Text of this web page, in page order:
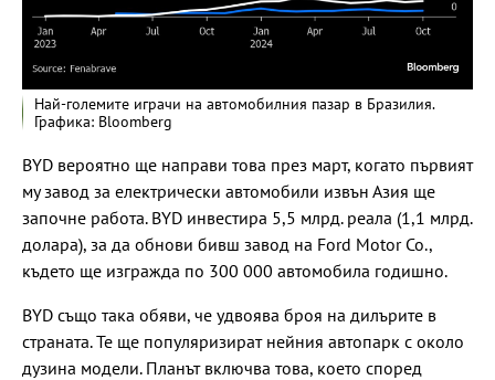
Най-големите играчи на автомобилния пазар в Бразилия.
Графика: Bloomberg
BYD вероятно ще направи това през март, когато първият
му завод за електрически автомобили извън Азия ще
започне работа. BYD инвестира 5,5 млрд. реала (1,1 млрд.
долара), за да обнови бивш завод на Ford Motor Co.,
където ще изгражда по 300 000 автомобила годишно.
BYD също така обяви, че удвоява броя на дилърите в
страната. Те ще популяризират нейния автопарк с около
дузина модели. Планът включва това, което според